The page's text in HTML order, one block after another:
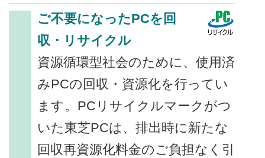
ご不要になったPCを回
収・リサイクル
資源循環型社会のために、使用済
みPCの回収・資源化を行ってい
ます。PCリサイクルマークがつ
いた東芝PCは、排出時に新たな
回収再資源化料金のご負担なく引